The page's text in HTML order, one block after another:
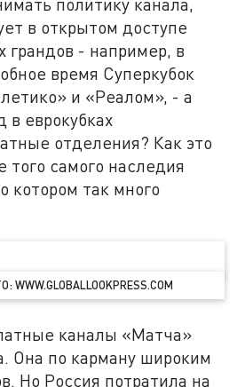
политику канала,
в открытом доступе
грандов - например, в
время Суперкубок
и «Реалом», - а
в еврокубках
отделения? Как это
того самого наследия
котором так много
каналы «Матча»
Она по карману широким
Но Россия потратила на